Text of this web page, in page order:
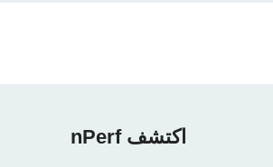
اكتشف nPerf